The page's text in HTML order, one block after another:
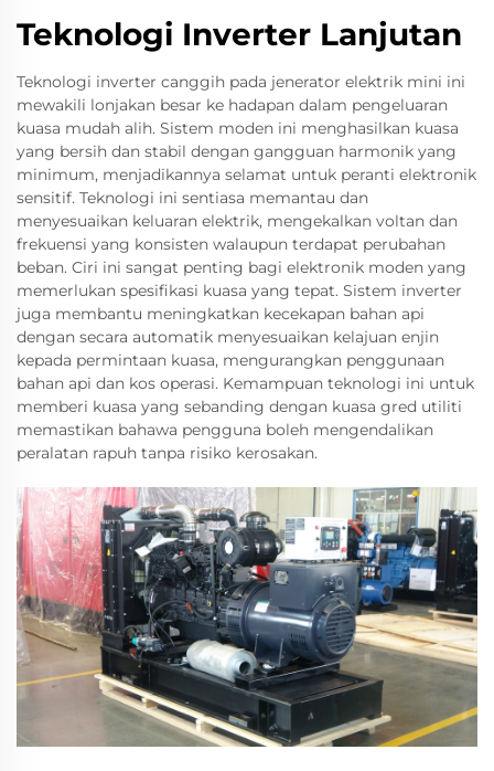
Teknologi Inverter Lanjutan
Teknologi inverter canggih pada jenerator elektrik mini ini
mewakili lonjakan besar ke hadapan dalam pengeluaran
kuasa mudah alih. Sistem moden ini menghasilkan kuasa
yang bersih dan stabil dengan gangguan harmonik yang
minimum, menjadikannya selamat untuk peranti elektronik
sensitif. Teknologi ini sentiasa memantau dan
menyesuaikan keluaran elektrik, mengekalkan voltan dan
frekuensi yang konsisten walaupun terdapat perubahan
beban. Ciri ini sangat penting bagi elektronik moden yang
memerlukan spesifikasi kuasa yang tepat. Sistem inverter
juga membantu meningkatkan kecekapan bahan api
dengan secara automatik menyesuaikan kelajuan enjin
kepada permintaan kuasa, mengurangkan penggunaan
bahan api dan kos operasi. Kemampuan teknologi ini untuk
memberi kuasa yang sebanding dengan kuasa gred utiliti
memastikan bahawa pengguna boleh mengendalikan
peralatan rapuh tanpa risiko kerosakan.